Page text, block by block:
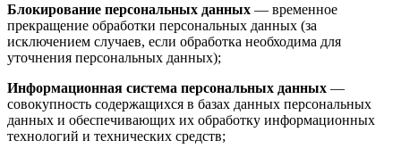
Блокирование персональных данных — временное
прекращение обработки персональных данных (за
исключением случаев, если обработка необходима для
уточнения персональных данных);
Информационная система персональных данных —
совокупность содержащихся в базах данных персональных
данных и обеспечивающих их обработку информационных
технологий и технических средств;